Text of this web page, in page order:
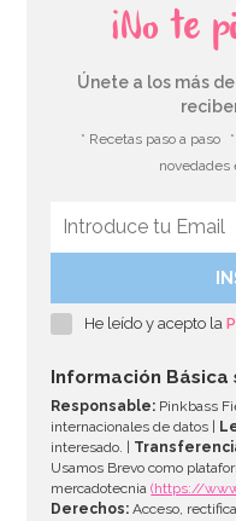
Bombona de Helio
¡No te
Únete a los más
* Recetas paso a paso
novedades
He leído y acepto la
Información
Responsable: Pinkbass
internacionales de datos |
interesado. |
Usamos Brevo como
mercadotecnia(https://
Derechos: Acceso,